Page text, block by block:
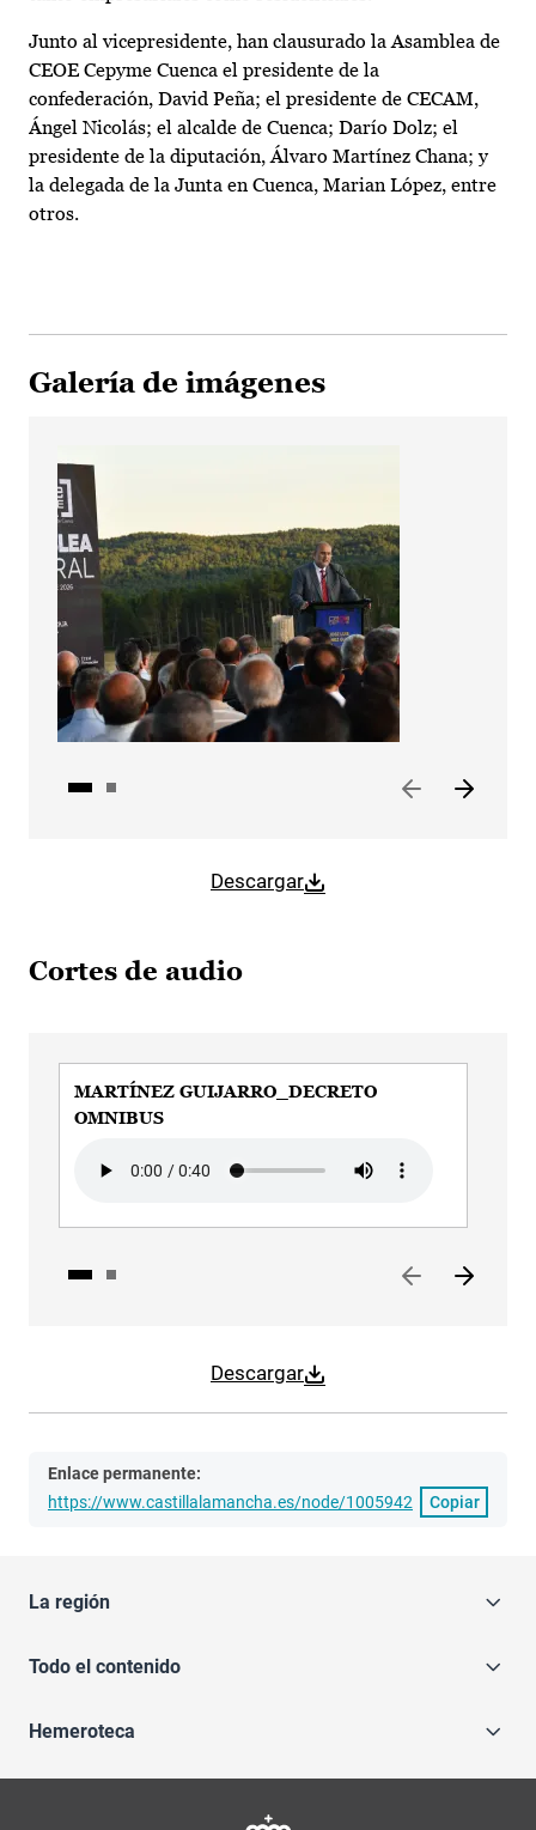
Junto al vicepresidente, han clausurado la Asamblea de
CEOE Cepyme Cuenca el presidente de la
confederación, David Peña; el presidente de CECAM,
Ángel Nicolás; el alcalde de Cuenca; Darío Dolz; el
presidente de la diputación, Álvaro Martínez Chana; y
la delegada de la Junta en Cuenca, Marian López, entre
otros.
Galería de imágenes
Descargar
Cortes de audio
Descargar
MARTÍNEZ GUIJARRO_DECRETO
OMNIBUS
Enlace permanente:
https://www.castillalamancha.es/node/1005942
Copiar
La región
Todo el contenido
Hemeroteca